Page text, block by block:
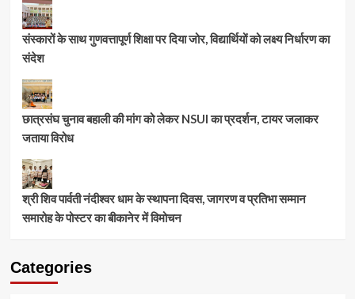
संस्कारों के साथ गुणवत्तापूर्ण शिक्षा पर दिया जोर, विद्यार्थियों को लक्ष्य निर्धारण का
संदेश
छात्रसंघ चुनाव बहाली की मांग को लेकर NSUI का प्रदर्शन, टायर जलाकर
जताया विरोध
श्री शिव पार्वती नंदीश्वर धाम के स्थापना दिवस, जागरण व प्रतिभा सम्मान
समारोह के पोस्टर का बीकानेर में विमोचन
Categories